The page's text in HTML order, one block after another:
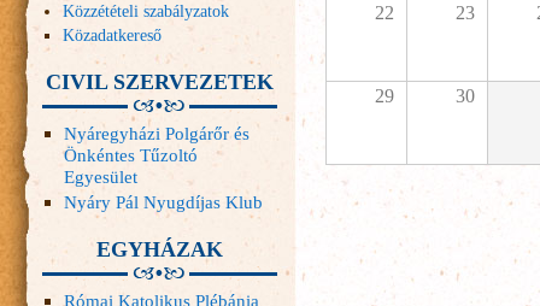
22 23
29 30
Közzétételi szabályzatok
Közadatkereső
CIVIL SZERVEZETEK
Nyáregyházi Polgárőr és
Önkéntes Tűzoltó
Egyesület
Nyáry Pál Nyugdíjas Klub
EGYHÁZAK
Római Katolikus Plébánia